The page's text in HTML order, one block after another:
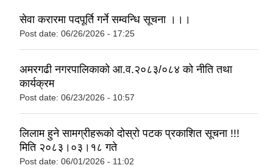
सेवा करारमा पदपूर्ति गर्ने सम्वन्धि सूचना ।।।
Post date: 06/26/2026 - 17:25
अमरगढी नगरपालिकाको आ.व.२०८३/०८४ को नीति तथा
कार्यक्रम
Post date: 06/23/2026 - 10:57
लिलाम हुने सामग्रीहरूको दोस्रो पटक प्रकाशित सूचना !!!
मिति २०८३।०३।१८ गते
Post date: 06/01/2026 - 11:02